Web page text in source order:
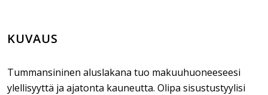
KUVAUS
Tummansininen aluslakana tuo makuuhuoneeseesi
ylellisyyttä ja ajatonta kauneutta. Olipa sisustustyylisi